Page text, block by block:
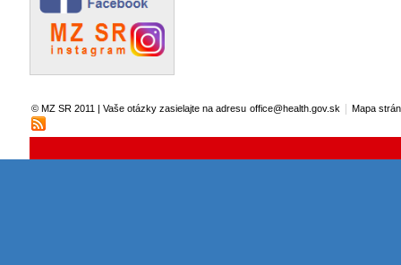
© MZ SR 2011 | Vaše otázky zasielajte na adresu office@health.gov.sk Mapa